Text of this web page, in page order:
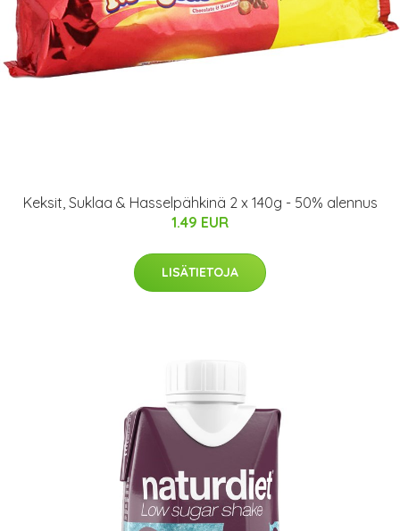
Keksit, Suklaa & Hasselpähkinä 2 x 140g - 50% alennus
1.49 EUR
LISÄTIETOJA